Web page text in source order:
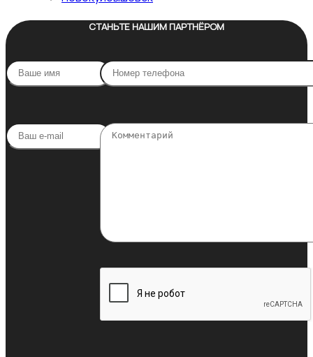
СТАНЬТЕ НАШИМ ПАРТНЁРОМ